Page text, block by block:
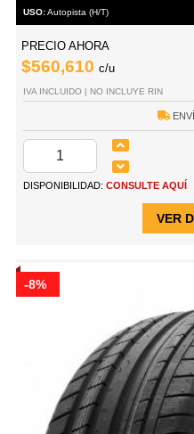
USO:Autopista (H/T)
PRECIO AHORA
$560,610 c/u
IVA INCLUIDO | NO INCLUYE RIN
DISPONIBILIDAD: CONSULTE AQUÍ
VER
-8%